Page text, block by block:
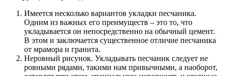
Имеется несколько вариантов укладки песчаника.
Одним из важных его преимуществ – это то, что
укладывается он непосредственно на обычный цемент.
В этом и заключается существенное отличие песчаника
от мрамора и гранита.
Неровный рисунок. Укладывать песчаник следует не
ровными рядами, такими нам привычными, а наоборот,